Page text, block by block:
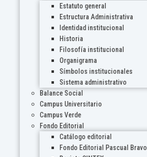
Estatuto general
Estructura Administrativa
Identidad institucional
Historia
Filosofía institucional
Organigrama
Símbolos institucionales
Sistema administrativo
Balance Social
Campus Universitario
Campus Verde
Fondo Editorial
Catálogo editorial
Fondo Editorial Pascual Bravo